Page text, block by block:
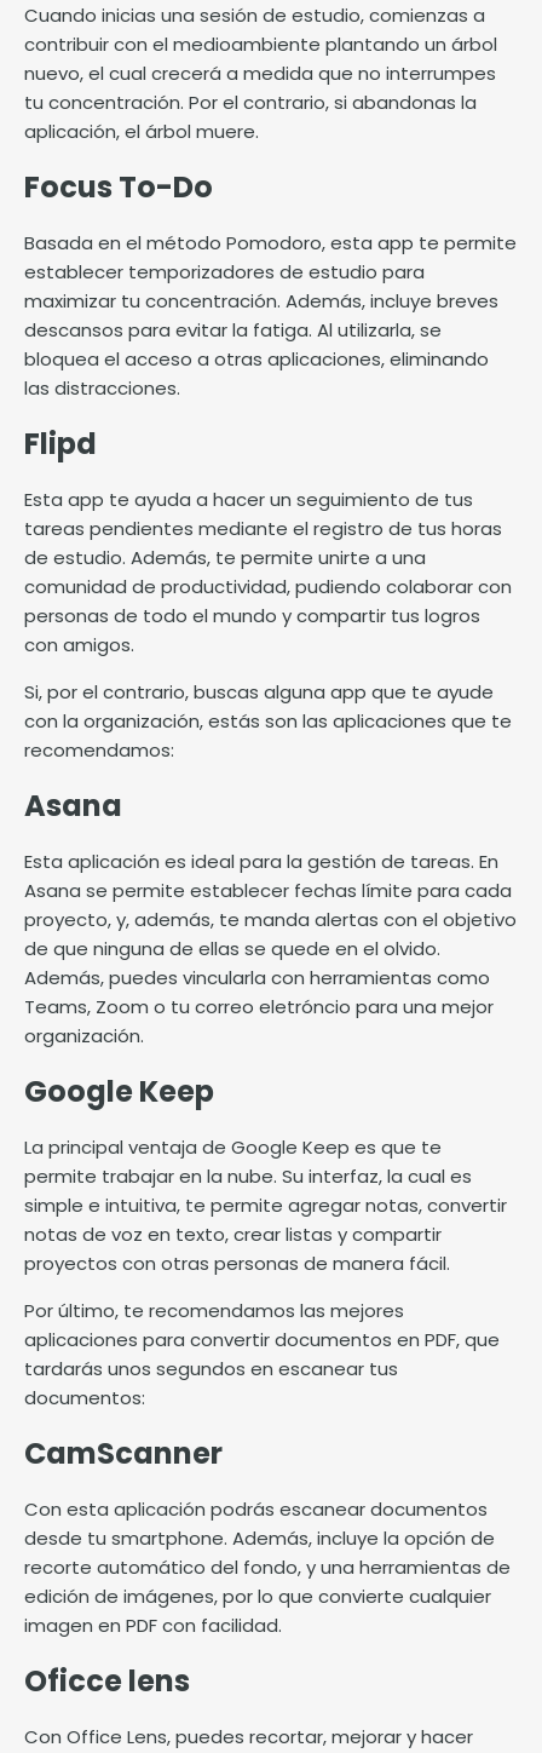
Cuando inicias una sesión de estudio, comienzas a
contribuir con el medioambiente plantando un árbol
nuevo, el cual crecerá a medida que no interrumpes
tu concentración. Por el contrario, si abandonas la
aplicación, el árbol muere.
Focus To-Do
Basada en el método Pomodoro, esta app te permite
establecer temporizadores de estudio para
maximizar tu concentración. Además, incluye breves
descansos para evitar la fatiga. Al utilizarla, se
bloquea el acceso a otras aplicaciones, eliminando
las distracciones.
Flipd
Esta app te ayuda a hacer un seguimiento de tus
tareas pendientes mediante el registro de tus horas
de estudio. Además, te permite unirte a una
comunidad de productividad, pudiendo colaborar con
personas de todo el mundo y compartir tus logros
con amigos.
Si, por el contrario, buscas alguna app que te ayude
con la organización, estás son las aplicaciones que te
recomendamos:
Asana
Esta aplicación es ideal para la gestión de tareas. En
Asana se permite establecer fechas límite para cada
proyecto, y, además, te manda alertas con el objetivo
de que ninguna de ellas se quede en el olvido.
Además, puedes vincularla con herramientas como
Teams, Zoom o tu correo eletróncio para una mejor
organización.
Google Keep
La principal ventaja de Google Keep es que te
permite trabajar en la nube. Su interfaz, la cual es
simple e intuitiva, te permite agregar notas, convertir
notas de voz en texto, crear listas y compartir
proyectos con otras personas de manera fácil.
Por último, te recomendamos las mejores
aplicaciones para convertir documentos en PDF, que
tardarás unos segundos en escanear tus
documentos:
CamScanner
Con esta aplicación podrás escanear documentos
desde tu smartphone. Además, incluye la opción de
recorte automático del fondo, y una herramientas de
edición de imágenes, por lo que convierte cualquier
imagen en PDF con facilidad.
Oficce lens
Con Office Lens, puedes recortar, mejorar y hacer